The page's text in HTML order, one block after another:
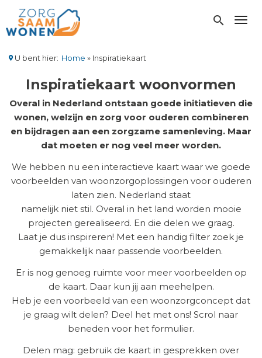
naar
de
gaan
search
U bent hier: Home Inspiratiekaart
Inspiratiekaart woonvormen
Overal in Nederland ontstaan goede initiatieven die
wonen, welzijn en zorg voor ouderen combineren
en bijdragen aan een zorgzame samenleving. Maar
dat moeten er nog veel meer worden.
We hebben nu een interactieve kaart waar we goede
voorbeelden van woonzorgoplossingen voor ouderen
laten zien. Nederland staat
namelijk niet stil. Overal in het land worden mooie
projecten gerealiseerd. En die delen we graag.
Laat je dus inspireren! Met een handig filter zoek je
gemakkelijk naar passende voorbeelden.
Er is nog genoeg ruimte voor meer voorbeelden op
de kaart. Daar kun jij aan meehelpen.
Heb je een voorbeeld van een woonzorgconcept dat
je graag wilt delen? Deel het met ons! Scrol naar
beneden voor het formulier.
Delen mag: gebruik de kaart in gesprekken over